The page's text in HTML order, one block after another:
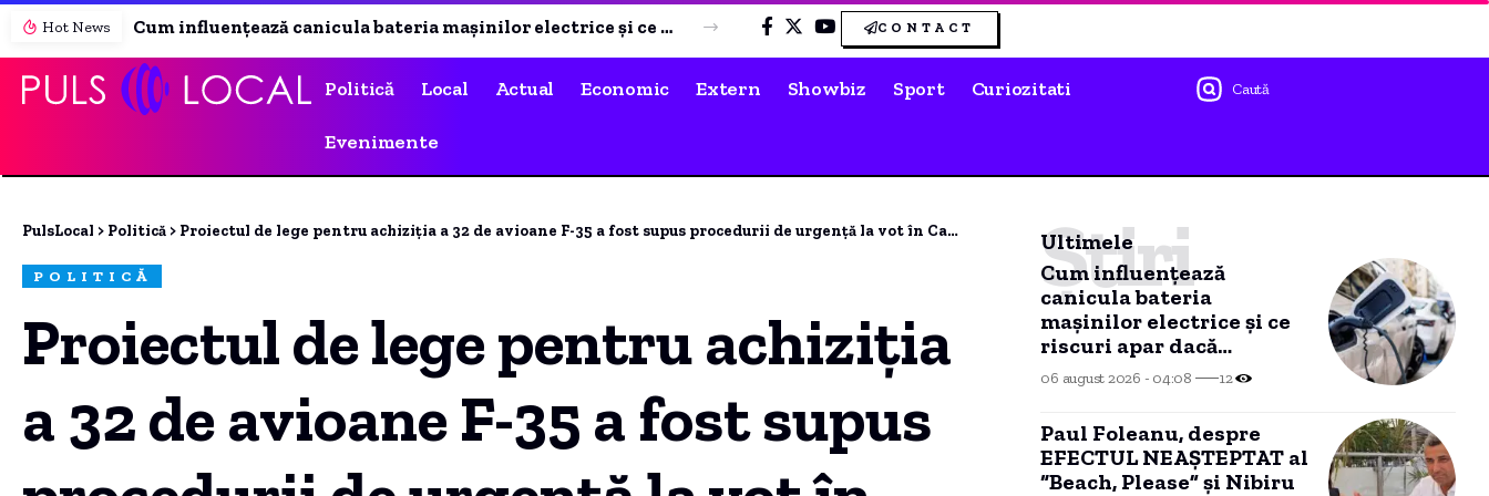
Hot News
Cum influențează canicula bateria mașinilor electrice și ce riscuri apar dacă automobilul stă ore întregi în soare. Paul Foleanu, despre EFECTUL NEAȘTEPTAT al “Beach, Please” și Nibiru pentru stațiunile MANGALIEI CONTACT
Politică Local Actual Economic Extern Showbiz Sport Curiozitati
Evenimente
Caută
PulsLocal > Politică > Proiectul de lege pentru achiziția a 32 de avioane F-35 a fost supus procedurii de urgență la vot în Camera Deputaților.
POLITICĂ
Proiectul de lege pentru achiziția
a 32 de avioane F-35 a fost supus
Ultimele
Știri
Cum influențează
canicula bateria
mașinilor electrice și ce
riscuri apar dacă
automobilul stă ore
întregi în soare.
06 august 2026 - 04:08 12
Paul Foleanu, despre
EFECTUL NEAȘTEPTAT al
“Beach, Please” și Nibiru